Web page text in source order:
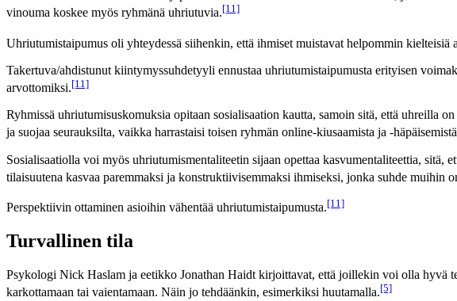
vinouma koskee myös ryhmänä uhriutuvia.[11]
Uhriutumistaipumus oli yhteydessä siihenkin, että ihmiset muistavat helpommin kielteisiä
Takertuva/ahdistunut kiintymyssuhdetyyli ennustaa uhriutumistaipumusta erityisen
arvottomiksi.[11]
Ryhmissä uhriutumisuskomuksia opitaan sosialisaation kautta, samoin sitä, että uhreilla
ja suojaa seurauksilta, vaikka harrastaisi toisen ryhmän online-kiusaamista ja -
Sosialisaatiolla voi myös uhriutumismentaliteetin sijaan opettaa kasvumentaliteettia, sitä,
tilaisuutena kasvaa paremmaksi ja konstruktiivisemmaksi ihmiseksi, jonka suhde
Perspektiivin ottaminen asioihin vähentää uhriutumistaipumusta.[11]
Turvallinen tila
Psykologi Nick Haslam ja eetikko Jonathan Haidt kirjoittavat, että joillekin voi olla hyvä
karkottamaan tai vaientamaan. Näin jo tehdäänkin, esimerkiksi huutamalla.[5]